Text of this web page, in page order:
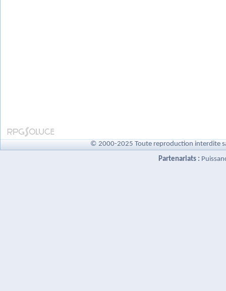
© 2000-2025 Toute reproduction interdite
Partenariats :